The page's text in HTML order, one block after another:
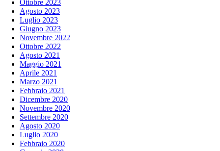
Ottobre 2023
Agosto 2023
Luglio 2023
Giugno 2023
Novembre 2022
Ottobre 2022
Agosto 2021
Maggio 2021
Aprile 2021
Marzo 2021
Febbraio 2021
Dicembre 2020
Novembre 2020
Settembre 2020
Agosto 2020
Luglio 2020
Febbraio 2020